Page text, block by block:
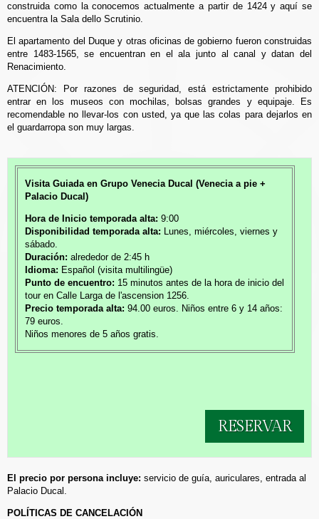
construida como la conocemos actualmente a partir de 1424 y aquí se
encuentra la Sala dello Scrutinio.
El apartamento del Duque y otras oficinas de gobierno fueron construidas
entre 1483-1565, se encuentran en el ala junto al canal y datan del
Renacimiento.
ATENCIÓN: Por razones de seguridad, está estrictamente prohibido
entrar en los museos con mochilas, bolsas grandes y equipaje. Es
recomendable no llevar-los con usted, ya que las colas para dejarlos en
el guardarropa son muy largas.
Visita Guiada en Grupo Venecia Ducal (Venecia a pie +
Palacio Ducal)
Hora de Inicio temporada alta: 9:00
Disponibilidad temporada alta: Lunes, miércoles, viernes y
sábado.
Duración: alrededor de 2:45 h
Idioma: Español (visita multilingüe)
Punto de encuentro: 15 minutos antes de la hora de inicio del
tour en Calle Larga de l'ascension 1256.
Precio temporada alta: 94.00 euros. Niños entre 6 y 14 años:
79 euros.
Niños menores de 5 años gratis.
RESERVAR
El precio por persona incluye: servicio de guía, auriculares, entrada al
Palacio Ducal.
POLÍTICAS DE CANCELACIÓN